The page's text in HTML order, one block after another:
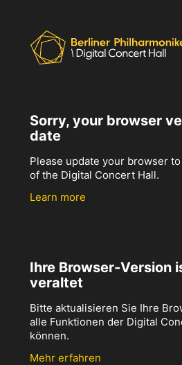
Sorry, your browser
date
Please update your browser
of the Digital Concert Hall.
Learn more
Ihre Browser-Version
veraltet
Bitte aktualisieren Sie Ihre
alle Funktionen der Digital
können.
Mehr erfahren